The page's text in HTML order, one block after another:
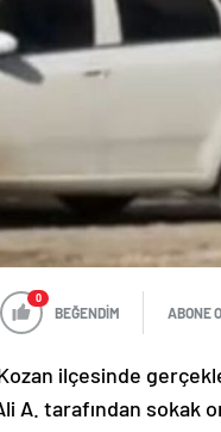
0
BEĞENDİM ABONE
Kozan ilçesinde
A. tarafından sokak